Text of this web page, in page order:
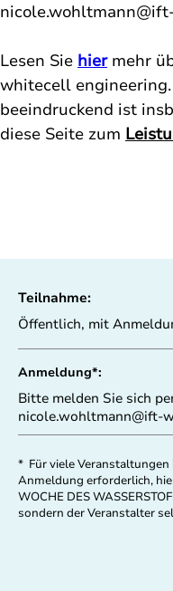
Lesen Sie hier mehr
whitecell
beeindruckend ist
diese Seite zum
Teilnahme:
Öffentlich, mit
Anmeldung*:
Bitte melden Sie sich
nicole.wohltmann@ift-
* Für viele Veranstaltungen
Anmeldung erforderlich,
WOCHE DES
sondern der Veranstalter